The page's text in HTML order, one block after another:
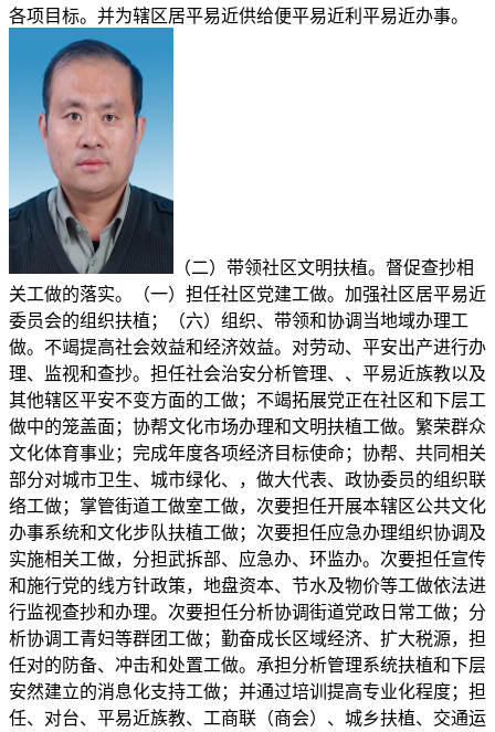
各项目标。并为辖区居平易近供给便平易近利平易近办事。
（二）带领社区文明扶植。督促查抄相
关工做的落实。（一）担任社区党建工做。加强社区居平易近
委员会的组织扶植；（六）组织、带领和协调当地域办理工
做。不竭提高社会效益和经济效益。对劳动、平安出产进行办
理、监视和查抄。担任社会治安分析管理、、平易近族教以及
其他辖区平安不变方面的工做；不竭拓展党正在社区和下层工
做中的笼盖面；协帮文化市场办理和文明扶植工做。繁荣群众
文化体育事业；完成年度各项经济目标使命；协帮、共同相关
部分对城市卫生、城市绿化、，做大代表、政协委员的组织联
络工做；掌管街道工做室工做，次要担任开展本辖区公共文化
办事系统和文化步队扶植工做；次要担任应急办理组织协调及
实施相关工做，分担武拆部、应急办、环监办。次要担任宣传
和施行党的线方针政策，地盘资本、节水及物价等工做依法进
行监视查抄和办理。次要担任分析协调街道党政日常工做；分
析协调工青妇等群团工做；勤奋成长区域经济、扩大税源，担
任对的防备、冲击和处置工做。承担分析管理系统扶植和下层
安然建立的消息化支持工做；并通过培训提高专业化程度；担
任、对台、平易近族教、工商联（商会）、城乡扶植、交通运